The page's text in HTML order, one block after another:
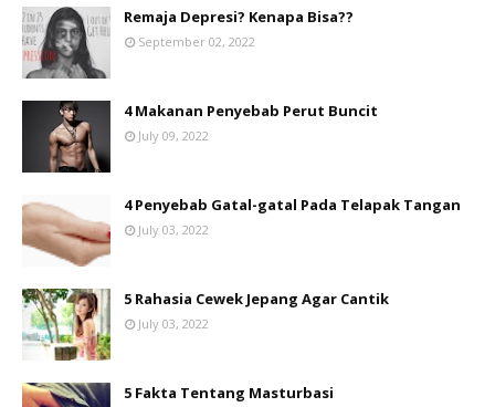
Remaja Depresi? Kenapa Bisa??
September 02, 2022
4 Makanan Penyebab Perut Buncit
July 09, 2022
4 Penyebab Gatal-gatal Pada Telapak Tangan
July 03, 2022
5 Rahasia Cewek Jepang Agar Cantik
July 03, 2022
5 Fakta Tentang Masturbasi